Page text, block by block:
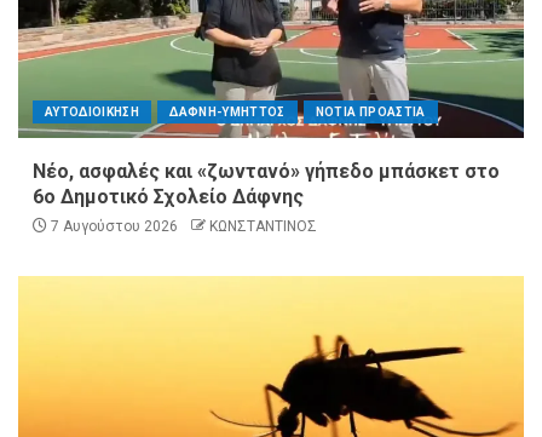
ΑΥΤΟΔΙΟΙΚΗΣΗ ΔΑΦΝΗ-ΥΜΗΤΤΟΣ ΝΟΤΙΑ ΠΡΟΑΣΤΙΑ
Νέο, ασφαλές και «ζωντανό» γήπεδο μπάσκετ στο
6ο Δημοτικό Σχολείο Δάφνης
7 Αυγούστου 2026 ΚΩΝΣΤΑΝΤΙΝΟΣ